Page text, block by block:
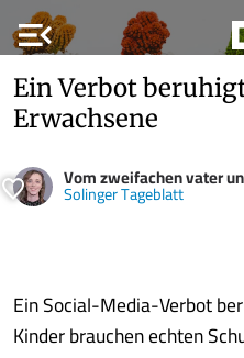
menu_open
Ein Verbot
Erwachsene
Vom zweifachen vater
Solinger Tageblatt
Ein Social-Media-Verbot
Kinder brauchen echten